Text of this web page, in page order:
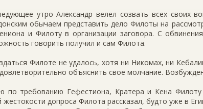
утро Александр велел созвать всех своих
обычаем представить дело Филоты на
и Филоту в организации заговора. С
говорить получил и сам Филота.
Филоте не удалось, хотя ни Никомах, ни
объяснить свое молчание.
по требованию Гефестиона, Кратера и Кена
жестокости допроса Филота рассказал, будто уже в